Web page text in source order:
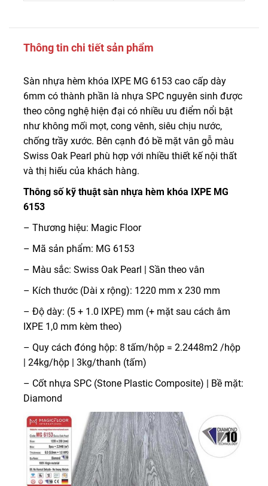
Thông tin chi tiết sản phẩm
Sàn nhựa hèm khóa IXPE MG 6153 cao cấp dày
6mm có thành phần là nhựa SPC nguyên sinh được
theo công nghệ hiện đại có nhiều ưu điểm nổi bật
như không mối mọt, cong vênh, siêu chịu nước,
chống trầy xước. Bên cạnh đó bề mặt vân gỗ màu
Swiss Oak Pearl phù hợp với nhiều thiết kế nội thất
và thị hiếu của khách hàng.
Thông số kỹ thuật sàn nhựa hèm khóa IXPE MG
6153
– Thương hiệu: Magic Floor
– Mã sản phẩm: MG 6153
– Màu sắc: Swiss Oak Pearl | Sần theo vân
– Kích thước (Dài x rộng): 1220 mm x 230 mm
– Độ dày: (5 + 1.0 IXPE) mm (+ mặt sau cách âm
IXPE 1,0 mm kèm theo)
– Quy cách đóng hộp: 8 tấm/hộp = 2.2448m2 /hộp
| 24kg/hộp | 3kg/thanh (tấm)
– Cốt nhựa SPC (Stone Plastic Composite) | Bề mặt:
Diamond